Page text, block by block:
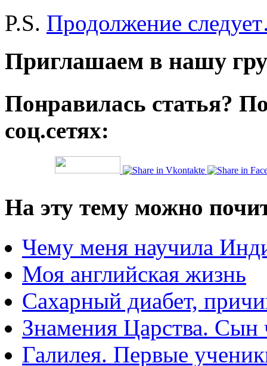
P.S. Продолжение
Приглашаем в нашу
Понравилась статья?
соц.сетях:
На эту тему можно
Чему меня научила
Моя английская жизнь
Сахарный диабет,
Знамения Царства. Сын
Галилея. Первые